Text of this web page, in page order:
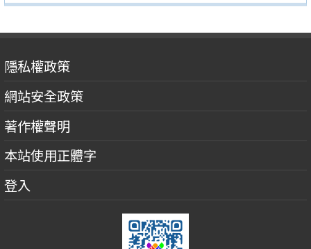
隱私權政策
網站安全政策
著作權聲明
本站使用正體字
登入